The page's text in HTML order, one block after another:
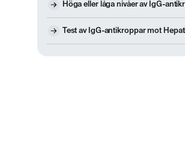
Höga eller låga nivåer av IgG-
Test av IgG-antikroppar mot